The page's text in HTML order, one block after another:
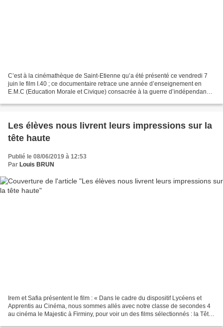
C’est à la cinémathèque de Saint-Etienne qu’a été présenté ce vendredi 7
juin le film I.40 ; ce documentaire retrace une année d’enseignement en
E.M.C (Education Morale et Civique) consacrée à la guerre d’indépendance
Les élèves nous livrent leurs impressions sur la
tête haute
Publié le 08/06/2019 à 12:53
Par Louis BRUN
Irem et Safia présentent le film : « Dans le cadre du dispositif Lycéens et
Apprentis au Cinéma, nous sommes allés avec notre classe de secondes 4
au cinéma le Majestic à Firminy, pour voir un des films sélectionnés : la Tête